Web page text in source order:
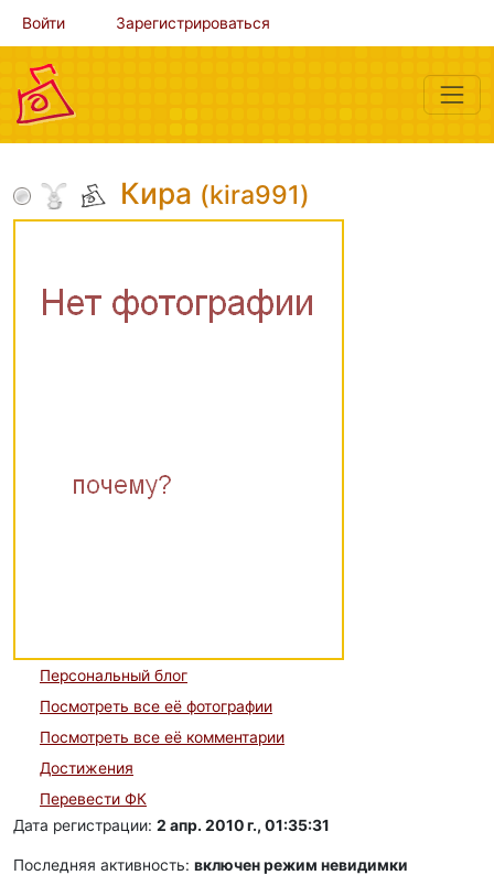
Войти Зарегистрироваться
Кира (kira991)
Персональный блог
Посмотреть все её фотографии
Посмотреть все её комментарии
Достижения
Перевести ФК
Дата регистрации: 2 апр. 2010 г., 01:35:31
Последняя активность: включен режим невидимки